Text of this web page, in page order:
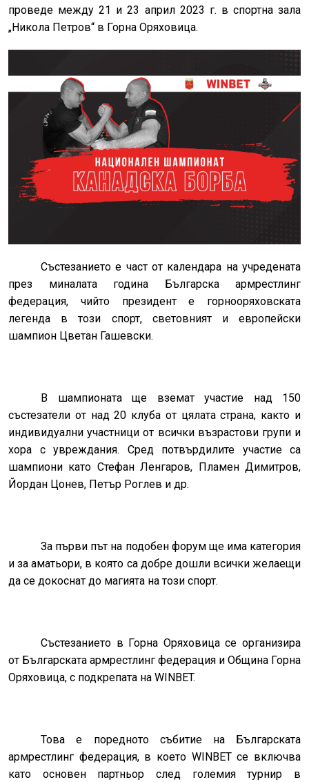
проведе между 21 и 23 април 2023 г. в спортна зала
„Никола Петров“ в Горна Оряховица.
Състезанието е част от календара на учредената
през миналата година Българска армрестлинг
федерация, чийто президент е горнооряховската
легенда в този спорт, световният и европейски
шампион Цветан Гашевски.
В шампионата ще вземат участие над 150
състезатели от над 20 клуба от цялата страна, както и
индивидуални участници от всички възрастови групи и
хора с увреждания. Сред потвърдилите участие са
шампиони като Стефан Ленгаров, Пламен Димитров,
Йордан Цонев, Петър Роглев и др.
За първи път на подобен форум ще има категория
и за аматьори, в която са добре дошли всички желаещи
да се докоснат до магията на този спорт.
Състезанието в Горна Оряховица се организира
от Българската армрестлинг федерация и Община Горна
Оряховица, с подкрепата на WINBET.
Това е поредното събитие на Българската
армрестлинг федерация, в което WINBET се включва
като основен партньор след големия турнир в